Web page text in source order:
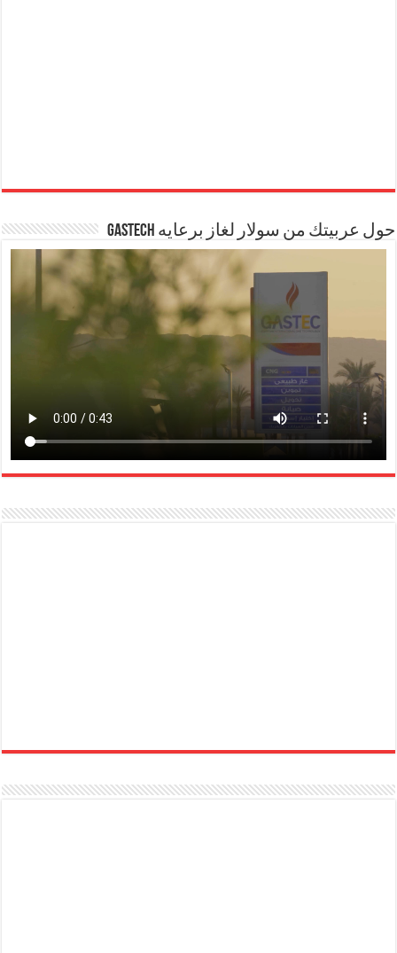
حول عربيتك من سولار لغاز برعايه GASTECH